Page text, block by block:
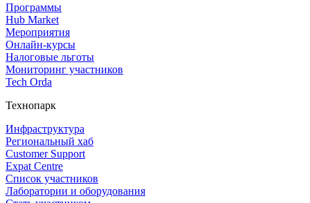
Программы
Hub Market
Мероприятия
Онлайн‑курсы
Налоговые льготы
Мониторинг участников
Tech Orda
Технопарк
Инфраструктура
Региональный хаб
Customer Support
Expat Centre
Список участников
Лаборатории и оборудования